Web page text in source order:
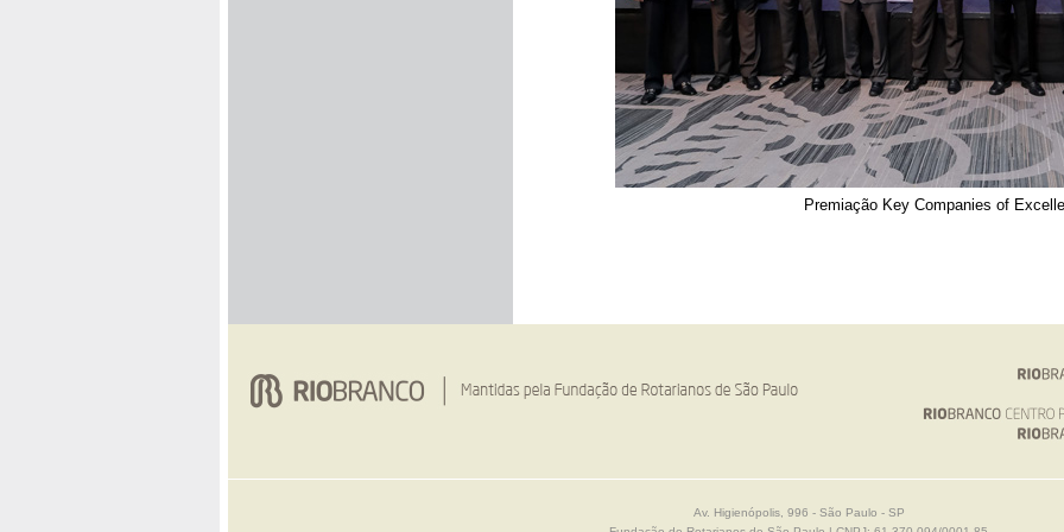
Premiação Key Companies of
Av. Higienópolis, 996 - São Paulo - SP